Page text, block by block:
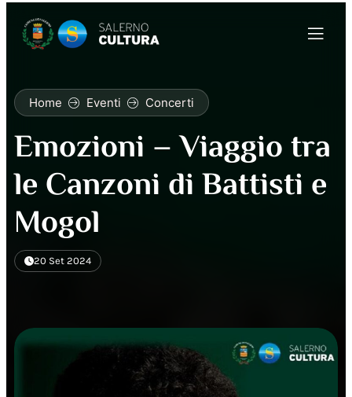
Home Eventi Concerti
Emozioni – Viaggio tra
le Canzoni di Battisti e
Mogol
20 Set 2024